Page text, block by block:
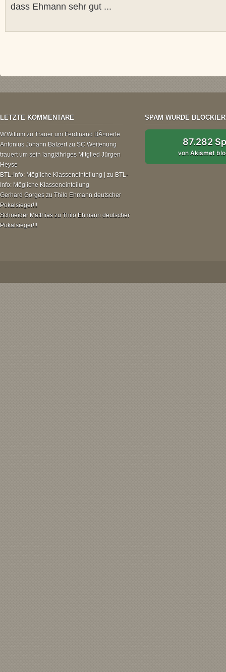
dass Ehmann sehr gut ...
LETZTE KOMMENTARE
W.Wittum zu Trauer um Ferdinand BÃ¤uerle
Antonius Johann Balzertzu SC Weitenung
trauert um sein langjähriges Mitglied Jürgen
Heyse
BTL-Info: Mögliche Klasseneinteilung |
zu BTL-
Info: Mögliche Klasseneinteilung
Gerhard Gorges zu Thilo Ehmann deutscher
Pokalsieger!!!
Schneider Matthias zu Thilo Ehmann deutscher
Pokalsieger!!!
SPAM WURDE
87.282
vonAkismet